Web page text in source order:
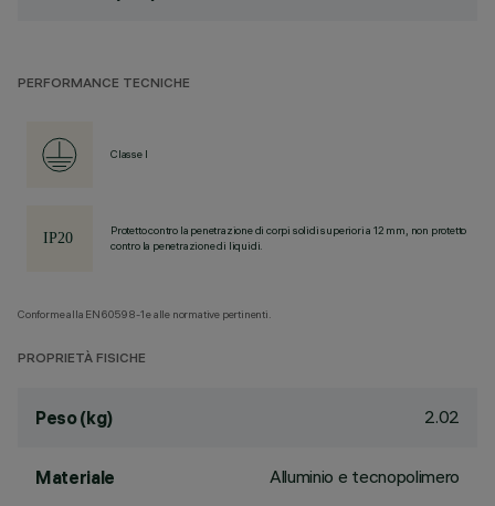
PERFORMANCE TECNICHE
Classe I
Protetto contro la penetrazione di corpi solidi superiori a 12 mm, non protetto
contro la penetrazione di liquidi.
Conforme alla EN60598-1 e alle normative pertinenti.
PROPRIETÀ FISICHE
Peso (kg) 2.02
Materiale Alluminio e tecnopolimero